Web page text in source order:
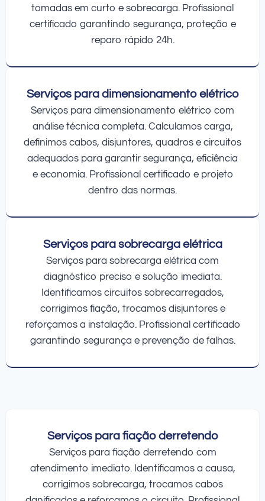
tomadas em curto e sobrecarga. Profissional
certificado garantindo segurança, proteção e
reparo rápido 24h.
Serviços para dimensionamento elétrico
Serviços para dimensionamento elétrico com
análise técnica completa. Calculamos carga,
definimos cabos, disjuntores, quadros e circuitos
adequados para garantir segurança, eficiência
e economia. Profissional certificado e projeto
dentro das normas.
Serviços para sobrecarga elétrica
Serviços para sobrecarga elétrica com
diagnóstico preciso e solução imediata.
Identificamos circuitos sobrecarregados,
corrigimos fiação, trocamos disjuntores e
reforçamos a instalação. Profissional certificado
garantindo segurança e prevenção de falhas.
Serviços para fiação derretendo
Serviços para fiação derretendo com
atendimento imediato. Identificamos a causa,
corrigimos sobrecarga, trocamos cabos